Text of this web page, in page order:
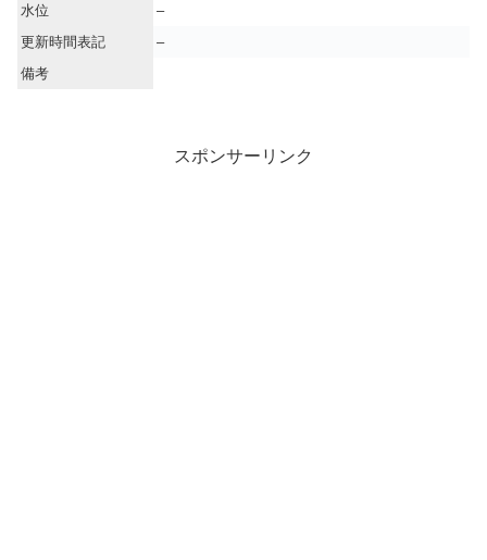
水位
–
更新時間表記
–
備考
スポンサーリンク